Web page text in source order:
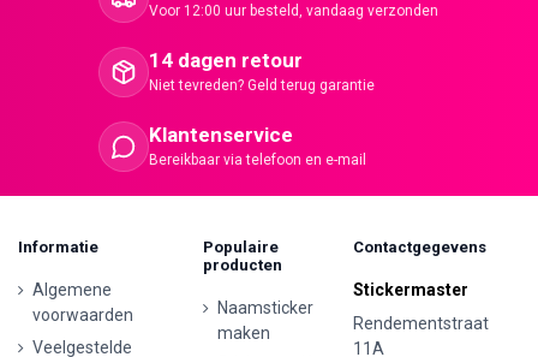
Voor 12:00 uur besteld, vandaag verzonden
14 dagen retour
Niet tevreden? Geld terug garantie
Klantenservice
Bereikbaar via telefoon en e-mail
Informatie
Algemene
voorwaarden
Veelgestelde
Populaire
producten
Naamsticker
maken
Contactgegevens
Stickermaster
Rendementstraat
11A